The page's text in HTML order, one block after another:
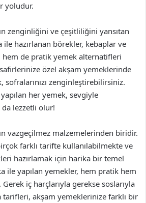
yoludur.
zenginliğini ve çeşitliliğini yansıtan
ile hazırlanan börekler, kebaplar ve
hem de pratik yemek alternatifleri
özel akşam yemeklerinde
zenginleştirebilirsiniz.
her yemek, sevgiyle
da lezzetli olur!
vazgeçilmez malzemelerinden biridir.
farklı tarifte kullanılabilmekte ve
hazırlamak için harika bir temel
ile yapılan yemekler, hem pratik hem
iç harçlarıyla gerekse soslarıyla
akşam yemeklerinize farklı bir